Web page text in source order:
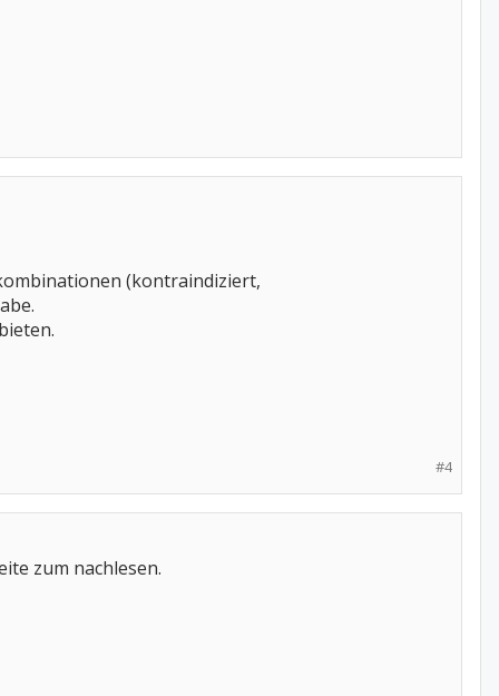
(kontraindiziert,
#4
zum nachlesen.